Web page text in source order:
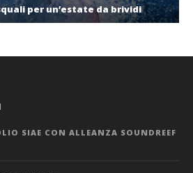
per un’estate da brividi
SIAE CON ALLEANZA SOUNDREEF